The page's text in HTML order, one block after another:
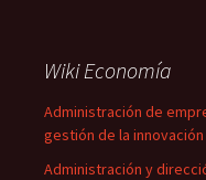
Wiki Economía
Administración de
gestión de la innovación
Administración y